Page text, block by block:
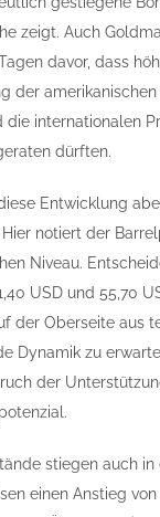
zeigt. Auch
davor, dass
der
die internationalen
dürften.
Entwicklung
notiert der
Niveau.
USD und 55,70
der Oberseite aus
Dynamik zu
der
stiegen auch
einen Anstieg